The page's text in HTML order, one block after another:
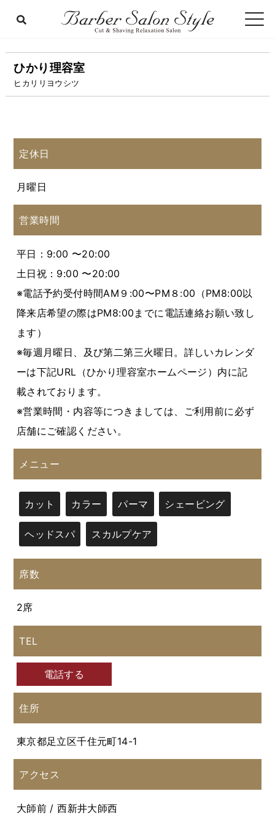
ひかり理容室
ヒカリリヨウシツ
定休日
月曜日
営業時間
平日：9:00 〜20:00
土日祝：9:00 〜20:00
※電話予約受付時間AM９:00〜PM８:00（PM8:00以
降来店希望の際はPM8:00までに電話連絡お願い致し
ます）
※毎週月曜日、及び第二第三火曜日。詳しいカレンダ
ーは下記URL（ひかり理容室ホームページ）内に記
載されております。
※営業時間・内容等につきましては、ご利用前に必ず
店舗にご確認ください。
メニュー
カット カラー パーマ シェービング
ヘッドスパ スカルプケア
席数
2席
TEL
電話する
住所
東京都足立区千住元町14-1
アクセス
大師前 / 西新井大師西